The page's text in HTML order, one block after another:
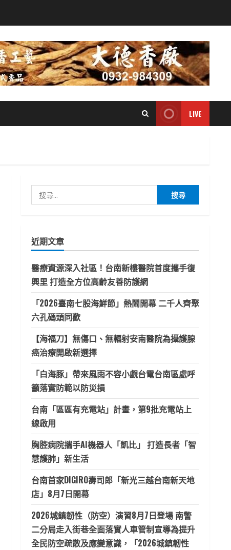
LIVE
尋
字:
近期文章
醫療資源深入社區！台南新樓醫院首度攜手復
興里 打造全方位高齡友善防護網
「2026臺南七股海鮮節」熱鬧開幕 二千人齊聚
六孔碼頭同歡
【海福刀】無傷口、無輻射安南醫院為攝護腺
癌治療開啟新選擇
「白海豚」帶來風雨不容小覷台電台南區處呼
籲落實防範以防災損
台南「區區有充電站」計畫，第9批充電站上
線啟用
胸腔病院攜手AI機器人「凱比」 打造長者「智
慧護肺」新生活
台南首家DIGIRO壽司郎「新光三越台南新天地
店」8月7日開幕
2026城鎮韌性（防空）演習8月7日登場 南警
二分局走入街巷全面落實人車管制宣導為提升
全民防空疏散及應變意識，「2026城鎮韌性